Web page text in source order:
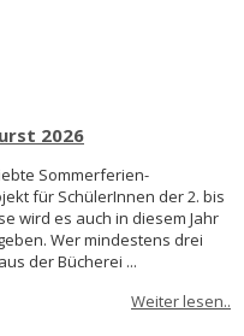
2026
Sommerferien-
für SchülerInnen der 2. bis
wird es auch in diesem Jahr
Wer mindestens drei
der Bücherei ...
Weiter lesen..